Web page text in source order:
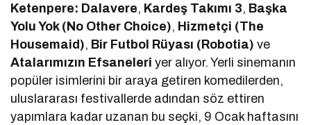
Ketenpere: Dalavere, Kardeş Takımı 3, Başka
Yolu Yok (No Other Choice), Hizmetçi (The
Housemaid), Bir Futbol Rüyası (Robotia) ve
Atalarımızın Efsaneleri yer alıyor. Yerli sinemanın
popüler isimlerini bir araya getiren komedilerden,
uluslararası festivallerde adından söz ettiren
yapımlara kadar uzanan bu seçki, 9 Ocak haftasını